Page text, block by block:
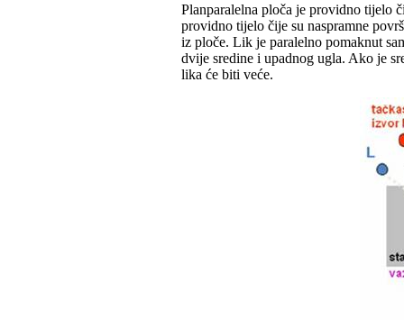
Planparalelna ploča je providno tijelo
providno tijelo čije su naspramne
iz ploče. Lik je paralelno pomaknut
dvije sredine i upadnog ugla. Ako je
lika će biti veće.